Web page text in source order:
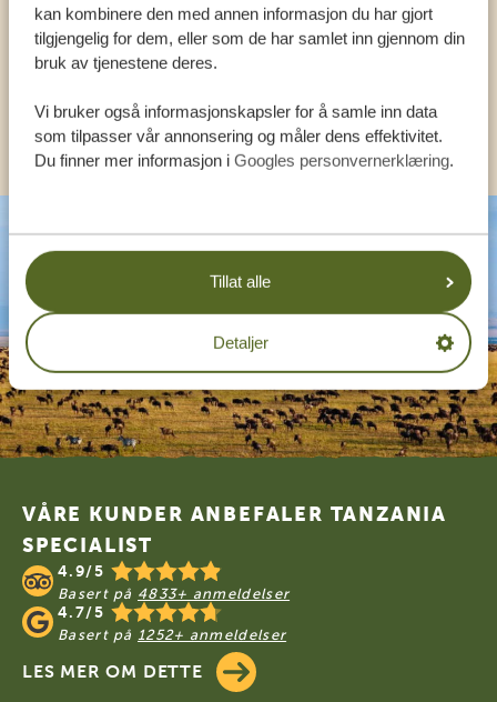
kan kombinere den med annen informasjon du har gjort
tilgjengelig for dem, eller som de har samlet inn gjennom din
bruk av tjenestene deres.
Vi bruker også informasjonskapsler for å samle inn data
som tilpasser vår annonsering og måler dens effektivitet.
Du finner mer informasjon i Googles personvernerklæring.
Tillat alle
Detaljer
NORSK:
ANDRE LAND
Footer
VÅRE KUNDER ANBEFALER TANZANIA
SPECIALIST
4.9/5
Basert på 4833+ anmeldelser
4.7/5
Basert på 1252+ anmeldelser
LES MER OM DETTE